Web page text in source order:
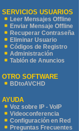
SERVICIOS USUARIOS
Leer Mensajes Offline
Enviar Mensaje Offline
Recuperar Contraseña
Eliminar Usuario
Códigos de Registro
Administración
Tablón de Anuncios
OTRO SOFTWARE
BDtoAVCHD
AYUDA
Voz sobre IP - VoIP
Videoconferencia
Configuración en Red
Preguntas Frecuentes